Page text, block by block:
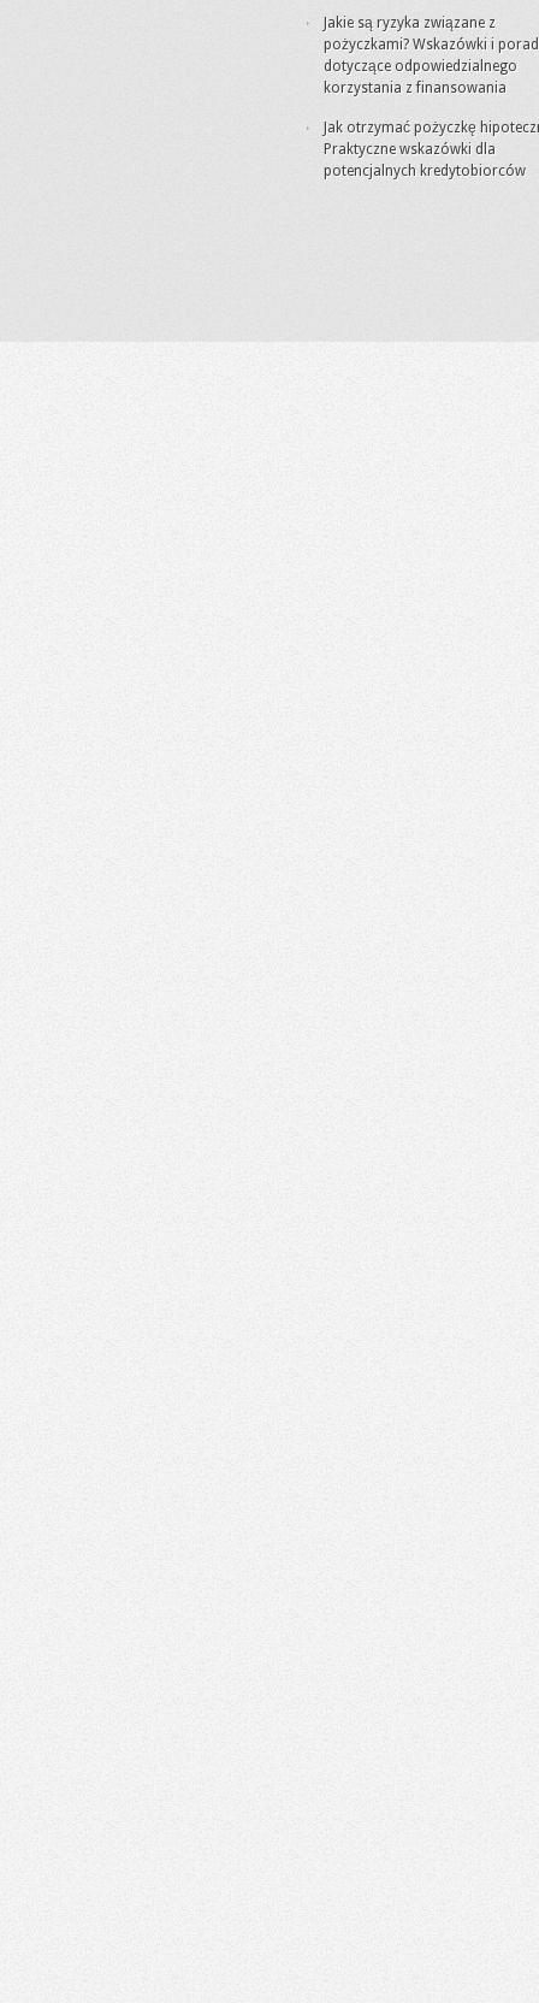
Jakie są ryzyka związane z
pożyczkami? Wskazówki i
dotyczące odpowiedzialnego
korzystania z finansowania
Jak otrzymać pożyczkę
Praktyczne wskazówki dla
potencjalnych kredytobiorców